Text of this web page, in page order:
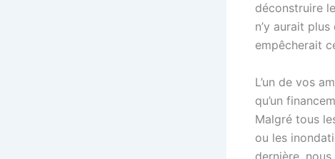
déconstruire
n’y aurait
empêcherait
L’un de vos
qu’un
Malgré tous
ou les
dernière,